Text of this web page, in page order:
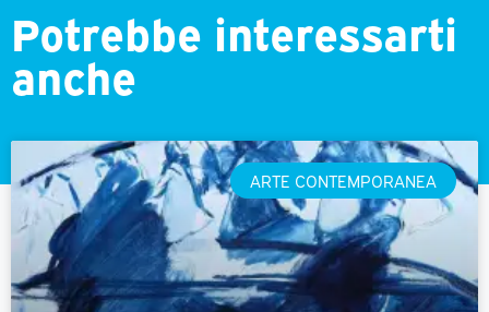
Potrebbe interessarti
anche
ARTE CONTEMPORANEA